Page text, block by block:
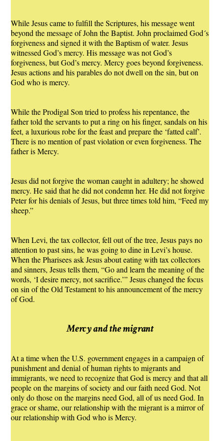
While Jesus came to fulfill the Scriptures, his message went
beyond the message of John the Baptist. John proclaimed God´s
forgiveness and signed it with the Baptism of water. Jesus
witnessed God’s mercy. His message was not God’s
forgiveness, but God’s mercy. Mercy goes beyond forgiveness.
Jesus actions and his parables do not dwell on the sin, but on
God who is mercy.
While the Prodigal Son tried to profess his repentance, the
father told the servants to put a ring on his finger, sandals on his
feet, a luxurious robe for the feast and prepare the ‘fatted calf’.
There is no mention of past violation or even forgiveness. The
father is Mercy.
Jesus did not forgive the woman caught in adultery; he showed
mercy. He said that he did not condemn her. He did not forgive
Peter for his denials of Jesus, but three times told him, “Feed my
sheep.”
When Levi, the tax collector, fell out of the tree, Jesus pays no
attention to past sins, he was going to dine in Levi’s house.
When the Pharisees ask Jesus about eating with tax collectors
and sinners, Jesus tells them, “Go and learn the meaning of the
words, ‘I desire mercy, not sacrifice.’” Jesus changed the focus
on sin of the Old Testament to his announcement of the mercy
of God.
Mercy and the migrant
At a time when the U.S. government engages in a campaign of
punishment and denial of human rights to migrants and
immigrants, we need to recognize that God is mercy and that all
people on the margins of society and our faith need God. Not
only do those on the margins need God, all of us need God. In
grace or shame, our relationship with the migrant is a mirror of
our relationship with God who is Mercy.